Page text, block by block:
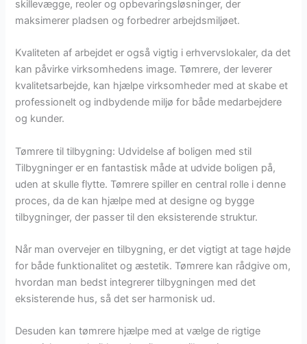
skillevægge, reoler og opbevaringsløsninger, der
maksimerer pladsen og forbedrer arbejdsmiljøet.
Kvaliteten af arbejdet er også vigtig i erhvervslokaler, da det
kan påvirke virksomhedens image. Tømrere, der leverer
kvalitetsarbejde, kan hjælpe virksomheder med at skabe et
professionelt og indbydende miljø for både medarbejdere
og kunder.
Tømrere til tilbygning: Udvidelse af boligen med stil
Tilbygninger er en fantastisk måde at udvide boligen på,
uden at skulle flytte. Tømrere spiller en central rolle i denne
proces, da de kan hjælpe med at designe og bygge
tilbygninger, der passer til den eksisterende struktur.
Når man overvejer en tilbygning, er det vigtigt at tage højde
for både funktionalitet og æstetik. Tømrere kan rådgive om,
hvordan man bedst integrerer tilbygningen med det
eksisterende hus, så det ser harmonisk ud.
Desuden kan tømrere hjælpe med at vælge de rigtige